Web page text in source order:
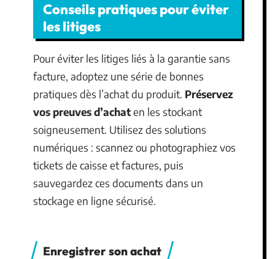
Conseils pratiques pour éviter
les litiges
Pour éviter les litiges liés à la garantie sans
facture, adoptez une série de bonnes
pratiques dès l’achat du produit. Préservez
vos preuves d’achaten les stockant
soigneusement. Utilisez des solutions
numériques : scannez ou photographiez vos
tickets de caisse et factures, puis
sauvegardez ces documents dans un
stockage en ligne sécurisé.
Enregistrer son achat